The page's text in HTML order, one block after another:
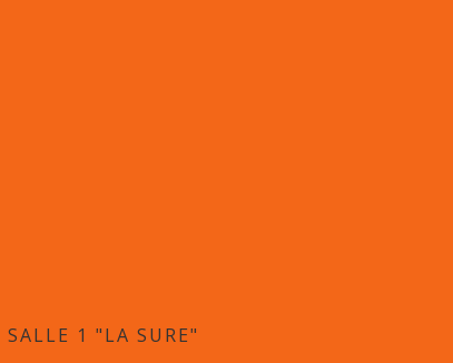
SALLE 1 "LA SURE"